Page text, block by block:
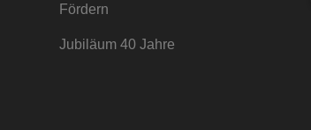
Fördern
Jubiläum 40 Jahre